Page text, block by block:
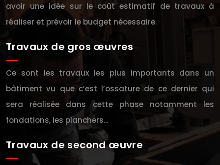
avoir une idée sur le coût estimatif de travaux à
réaliser et prévoir le budget nécessaire.
Travaux de gros œuvres
Ce sont les travaux les plus importants dans un
bâtiment vu que c’est l’ossature de ce dernier qui
sera réalisée dans cette phase notamment les
fondations, les planchers…
Travaux de second œuvre